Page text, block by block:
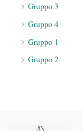
Gruppo 3
Gruppo 4
Gruppo 1
Gruppo 2